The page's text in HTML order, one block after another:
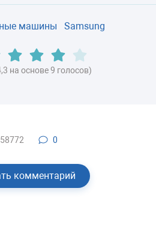
машины Samsung
на основе 9 голосов)
58772 0
комментарий